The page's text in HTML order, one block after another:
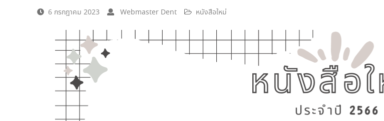
6 กรกฎาคม 2023 Webmaster Dent หนังสือใหม่